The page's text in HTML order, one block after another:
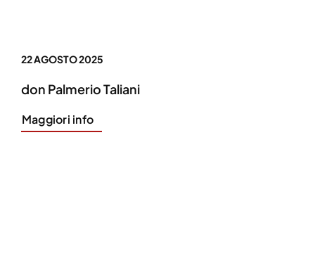
22 AGOSTO 2025
don Palmerio Taliani
Maggiori info